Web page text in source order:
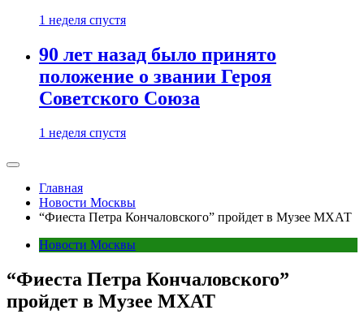
1 неделя спустя
90 лет назад было принято
положение о звании Героя
Советского Союза
1 неделя спустя
Главная
Новости Москвы
“Фиеста Петра Кончаловского” пройдет в Музее МХАТ
Новости Москвы
“Фиеста Петра Кончаловского”
пройдет в Музее МХАТ